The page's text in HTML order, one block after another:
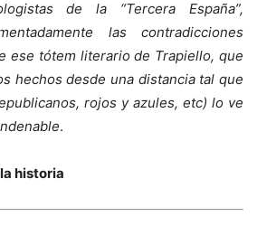
de la “Tercera España”,
las contradicciones
ese tótem literario de Trapiello, que
hechos desde una distancia tal que
rojos y azules, etc) lo ve
.
historia